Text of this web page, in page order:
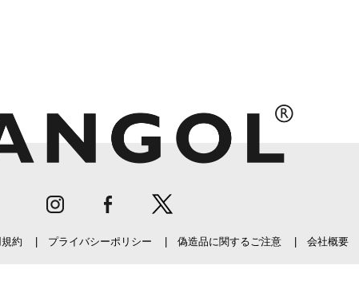
約 プライバシーポリシー 偽造品に関するご注意 会社概要